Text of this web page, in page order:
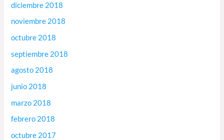
diciembre 2018
noviembre 2018
octubre 2018
septiembre 2018
agosto 2018
junio 2018
marzo 2018
febrero 2018
octubre 2017